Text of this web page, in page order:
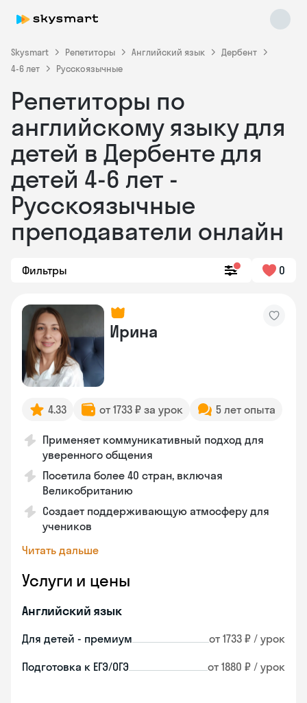
Skysmart Репетиторы Английский язык
Дербент
4-6 лет
Русскоязычные
Репетиторы по
английскому языку для
детей в Дербенте для
детей 4-6 лет -
Русскоязычные
преподаватели онлайн
Фильтры 0
Ирина
4.33 от 1733 ₽ за урок 5 лет опыта
Применяет коммуникативный подход для
уверенного общения
Посетила более 40 стран, включая
Великобританию
Создает поддерживающую атмосферу для
учеников
Читать дальше
Услуги и цены
Английский язык
Для детей - премиум от 1733 ₽ / урок
Подготовка к ЕГЭ/ОГЭ от 1880 ₽ / урок
Skysmart Chat